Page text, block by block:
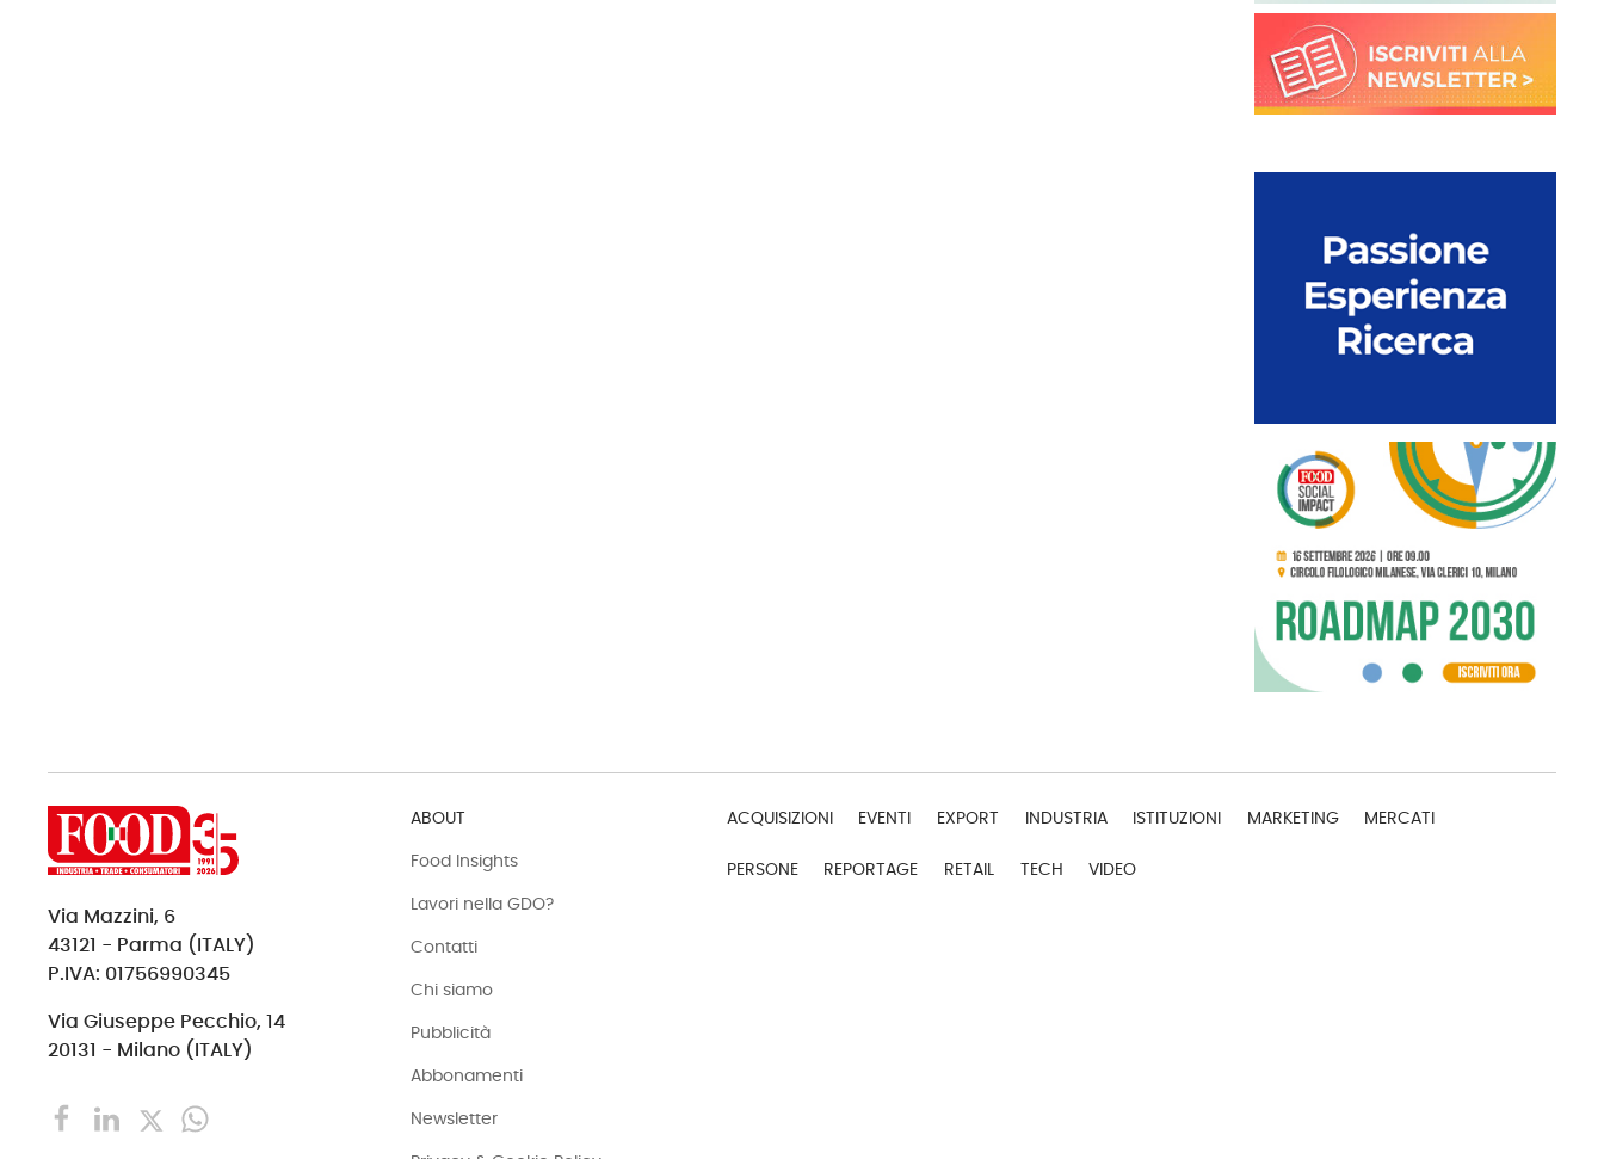
Via Mazzini, 6
43121 - Parma (ITALY)
P.IVA: 01756990345
Via Giuseppe Pecchio, 14
20131 - Milano (ITALY)
ABOUT
Food Insights
Lavori nella GDO?
Contatti
Chi siamo
Pubblicità
Abbonamenti
Newsletter
ACQUISIZIONI EVENTI EXPORT INDUSTRIA ISTITUZIONI MARKETING MERCATI
PERSONE REPORTAGE RETAIL TECH VIDEO